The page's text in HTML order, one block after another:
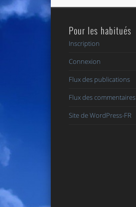
Pour les habitués
Inscription
Connexion
Flux des publications
Flux des commentaires
Site de WordPress-FR